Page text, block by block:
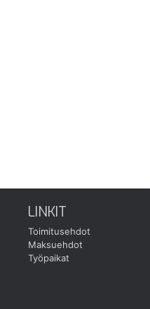
LINKIT
Toimitusehdot
Maksuehdot
Työpaikat